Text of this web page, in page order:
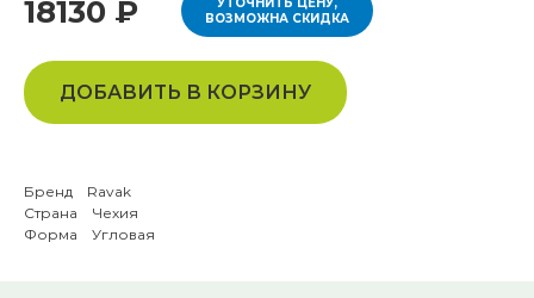
18130 ₽
ВОЗМОЖНА СКИДКА
ДОБАВИТЬ В КОРЗИНУ
Бренд Ravak
Страна Чехия
Форма Угловая